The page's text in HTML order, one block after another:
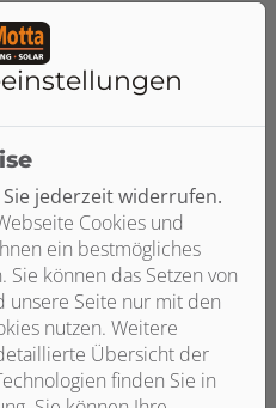
heißer
auch Wohnräume
jederzeit widerrufen.
Cookies und
ein bestmögliches
können das Setzen von
unsere Seite nur mit den
nutzen. Weitere
Übersicht der
finden Sie in